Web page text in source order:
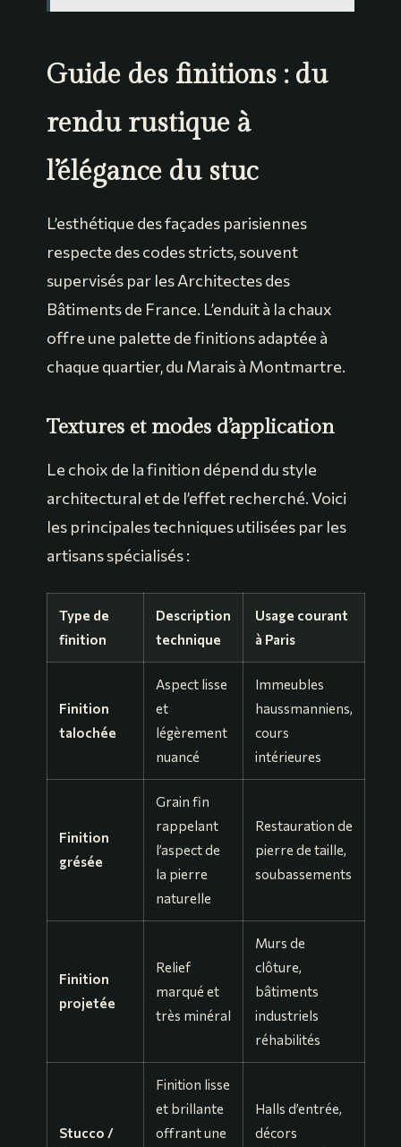
Guide des finitions : du
rendu rustique à
l’élégance du stuc
L’esthétique des façades parisiennes
respecte des codes stricts, souvent
supervisés par les Architectes des
Bâtiments de France. L’enduit à la chaux
offre une palette de finitions adaptée à
chaque quartier, du Marais à Montmartre.
Textures et modes d’application
Le choix de la finition dépend du style
architectural et de l’effet recherché. Voici
les principales techniques utilisées par les
artisans spécialisés :
Type de
finition
Description
technique
Usage courant
à Paris
Finition
talochée
Aspect lisse
et
légèrement
nuancé
Immeubles
haussmanniens,
cours
intérieures
Finition
grésée
Grain fin
rappelant
l’aspect de
la pierre
naturelle
Restauration de
pierre de taille,
soubassements
Finition
projetée
Relief
marqué et
très minéral
Murs de
clôture,
bâtiments
industriels
réhabilités
Stucco /
Finition lisse
et brillante
offrant une
Halls d’entrée,
décors